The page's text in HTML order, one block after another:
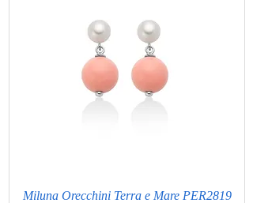
Miluna Orecchini Terra e Mare PER2819